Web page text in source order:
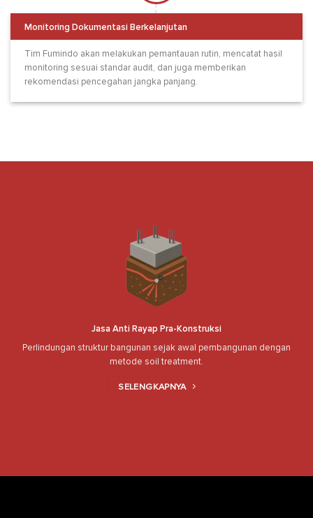
Monitoring Dokumentasi Berkelanjutan
Tim Fumindo akan melakukan pemantauan rutin, mencatat hasil
monitoring sesuai standar audit, dan juga memberikan
rekomendasi pencegahan jangka panjang.
Jasa Anti Rayap Pra-Konstruksi
Perlindungan struktur bangunan sejak awal pembangunan dengan
metode soil treatment.
SELENGKAPNYA